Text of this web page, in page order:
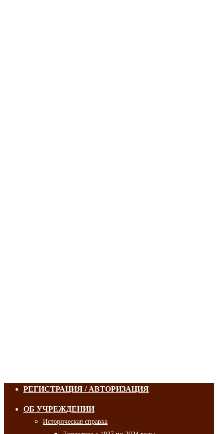
РЕГИСТРАЦИЯ / АВТОРИЗАЦИЯ
ОБ УЧРЕЖДЕНИИ
Историческая справка